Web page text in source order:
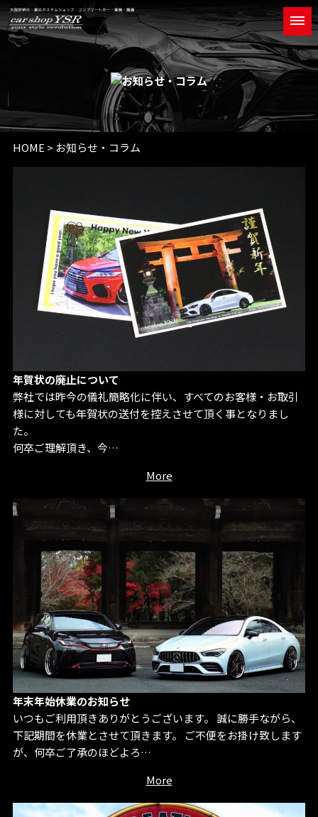
HOME > お知らせ・コラム
年賀状の廃止について
弊社では昨今の儀礼簡略化に伴い、すべてのお客様・お取引
様に対しても年賀状の送付を控えさせて頂く事となりまし
た。
何卒ご理解頂き、今…
More
年末年始休業のお知らせ
いつもご利用頂きありがとうございます。 誠に勝手ながら、
下記期間を休業とさせて頂きます。 ご不便をお掛け致します
が、何卒ご了承のほどよろ…
More